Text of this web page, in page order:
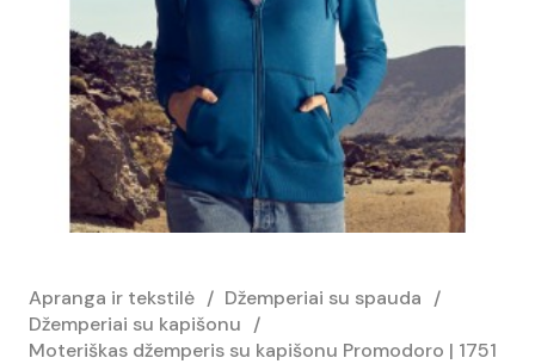
Apranga ir tekstilė / Džemperiai su spauda /
Džemperiai su kapišonu /
Moteriškas džemperis su kapišonu Promodoro | 1751